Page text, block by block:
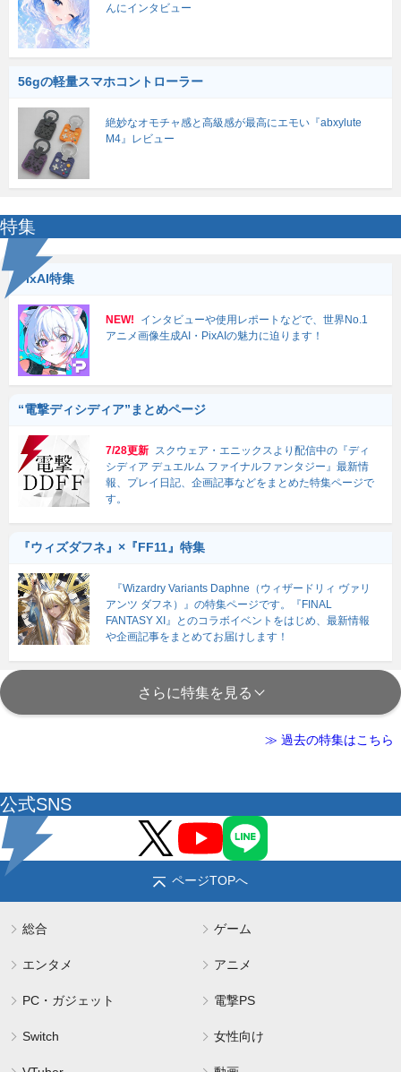
んにインタビュー
56gの軽量スマホコントローラー
絶妙なオモチャ感と高級感が最高にエモい『abxylute
M4』レビュー
特集
PixAI特集
NEW!
インタビューや使用レポートなどで、世界No.1
アニメ画像生成AI・PixAIの魅力に迫ります！
“電撃ディシディア”まとめページ
7/28更新 スクウェア・エニックスより配信中の『ディ
シディア デュエルム ファイナルファンタジー』最新情
報、プレイ日記、企画記事などをまとめた特集ページで
す。
『ウィズダフネ』×『FF11』特集
『Wizardry Variants Daphne（ウィザードリィ ヴァリ
アンツ ダフネ）』の特集ページです。『FINAL
FANTASY XI』とのコラボイベントをはじめ、最新情報
や企画記事をまとめてお届けします！
さらに特集を見る
≫ 過去の特集はこちら
公式SNS
ページTOPへ
総合 ゲーム
エンタメ アニメ
PC・ガジェット 電撃PS
Switch 女性向け